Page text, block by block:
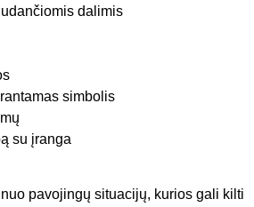
dalimis
simbolis
su įranga
pavojingų situacijų, kurios gali kilti